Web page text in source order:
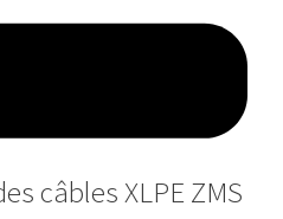
câbles XLPE ZMS